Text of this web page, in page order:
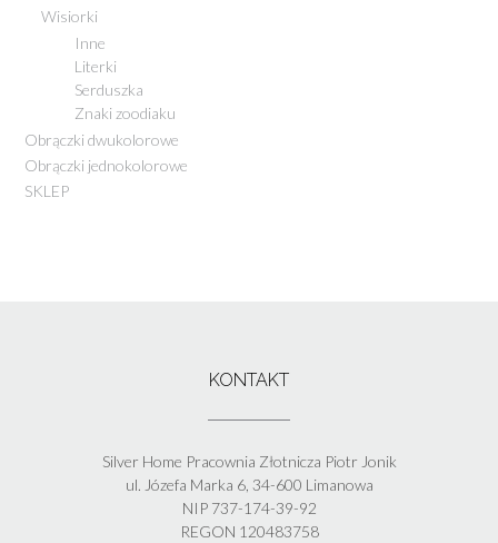
Wisiorki
Inne
Literki
Serduszka
Znaki zoodiaku
Obrączki dwukolorowe
Obrączki jednokolorowe
SKLEP
KONTAKT
Silver Home Pracownia Złotnicza Piotr Jonik
ul. Józefa Marka 6, 34-600 Limanowa
NIP 737-174-39-92
REGON 120483758